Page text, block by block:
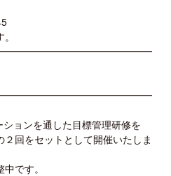
す。
ョンを通した目標管理研修を
をセットとして開催いたしま
です。